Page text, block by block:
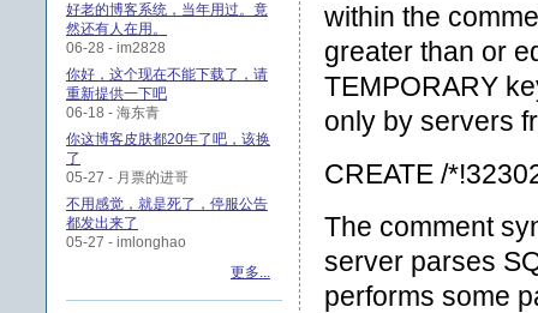
within the
greater than or
TEMPORARY
only by servers
CREATE /
The comment
server parses
performs some
好老的博客系统，当年用过。竟
然还有人在用。
06-28 - im2828
你好，这个现在不能下载了，请
重新提供一下吧
06-18 - 海东青
你这博客皮肤都20年了吧，该换
了
05-27 - 月票的进哥
不用感觉，就是死了，停服公告
都发出来了
05-27 - imlonghao
更多...